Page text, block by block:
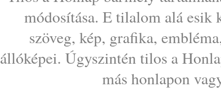
módosítása. E tilalom alá esik
szöveg, kép, grafika,
állóképei. Úgyszintén tilos a
más honlapon